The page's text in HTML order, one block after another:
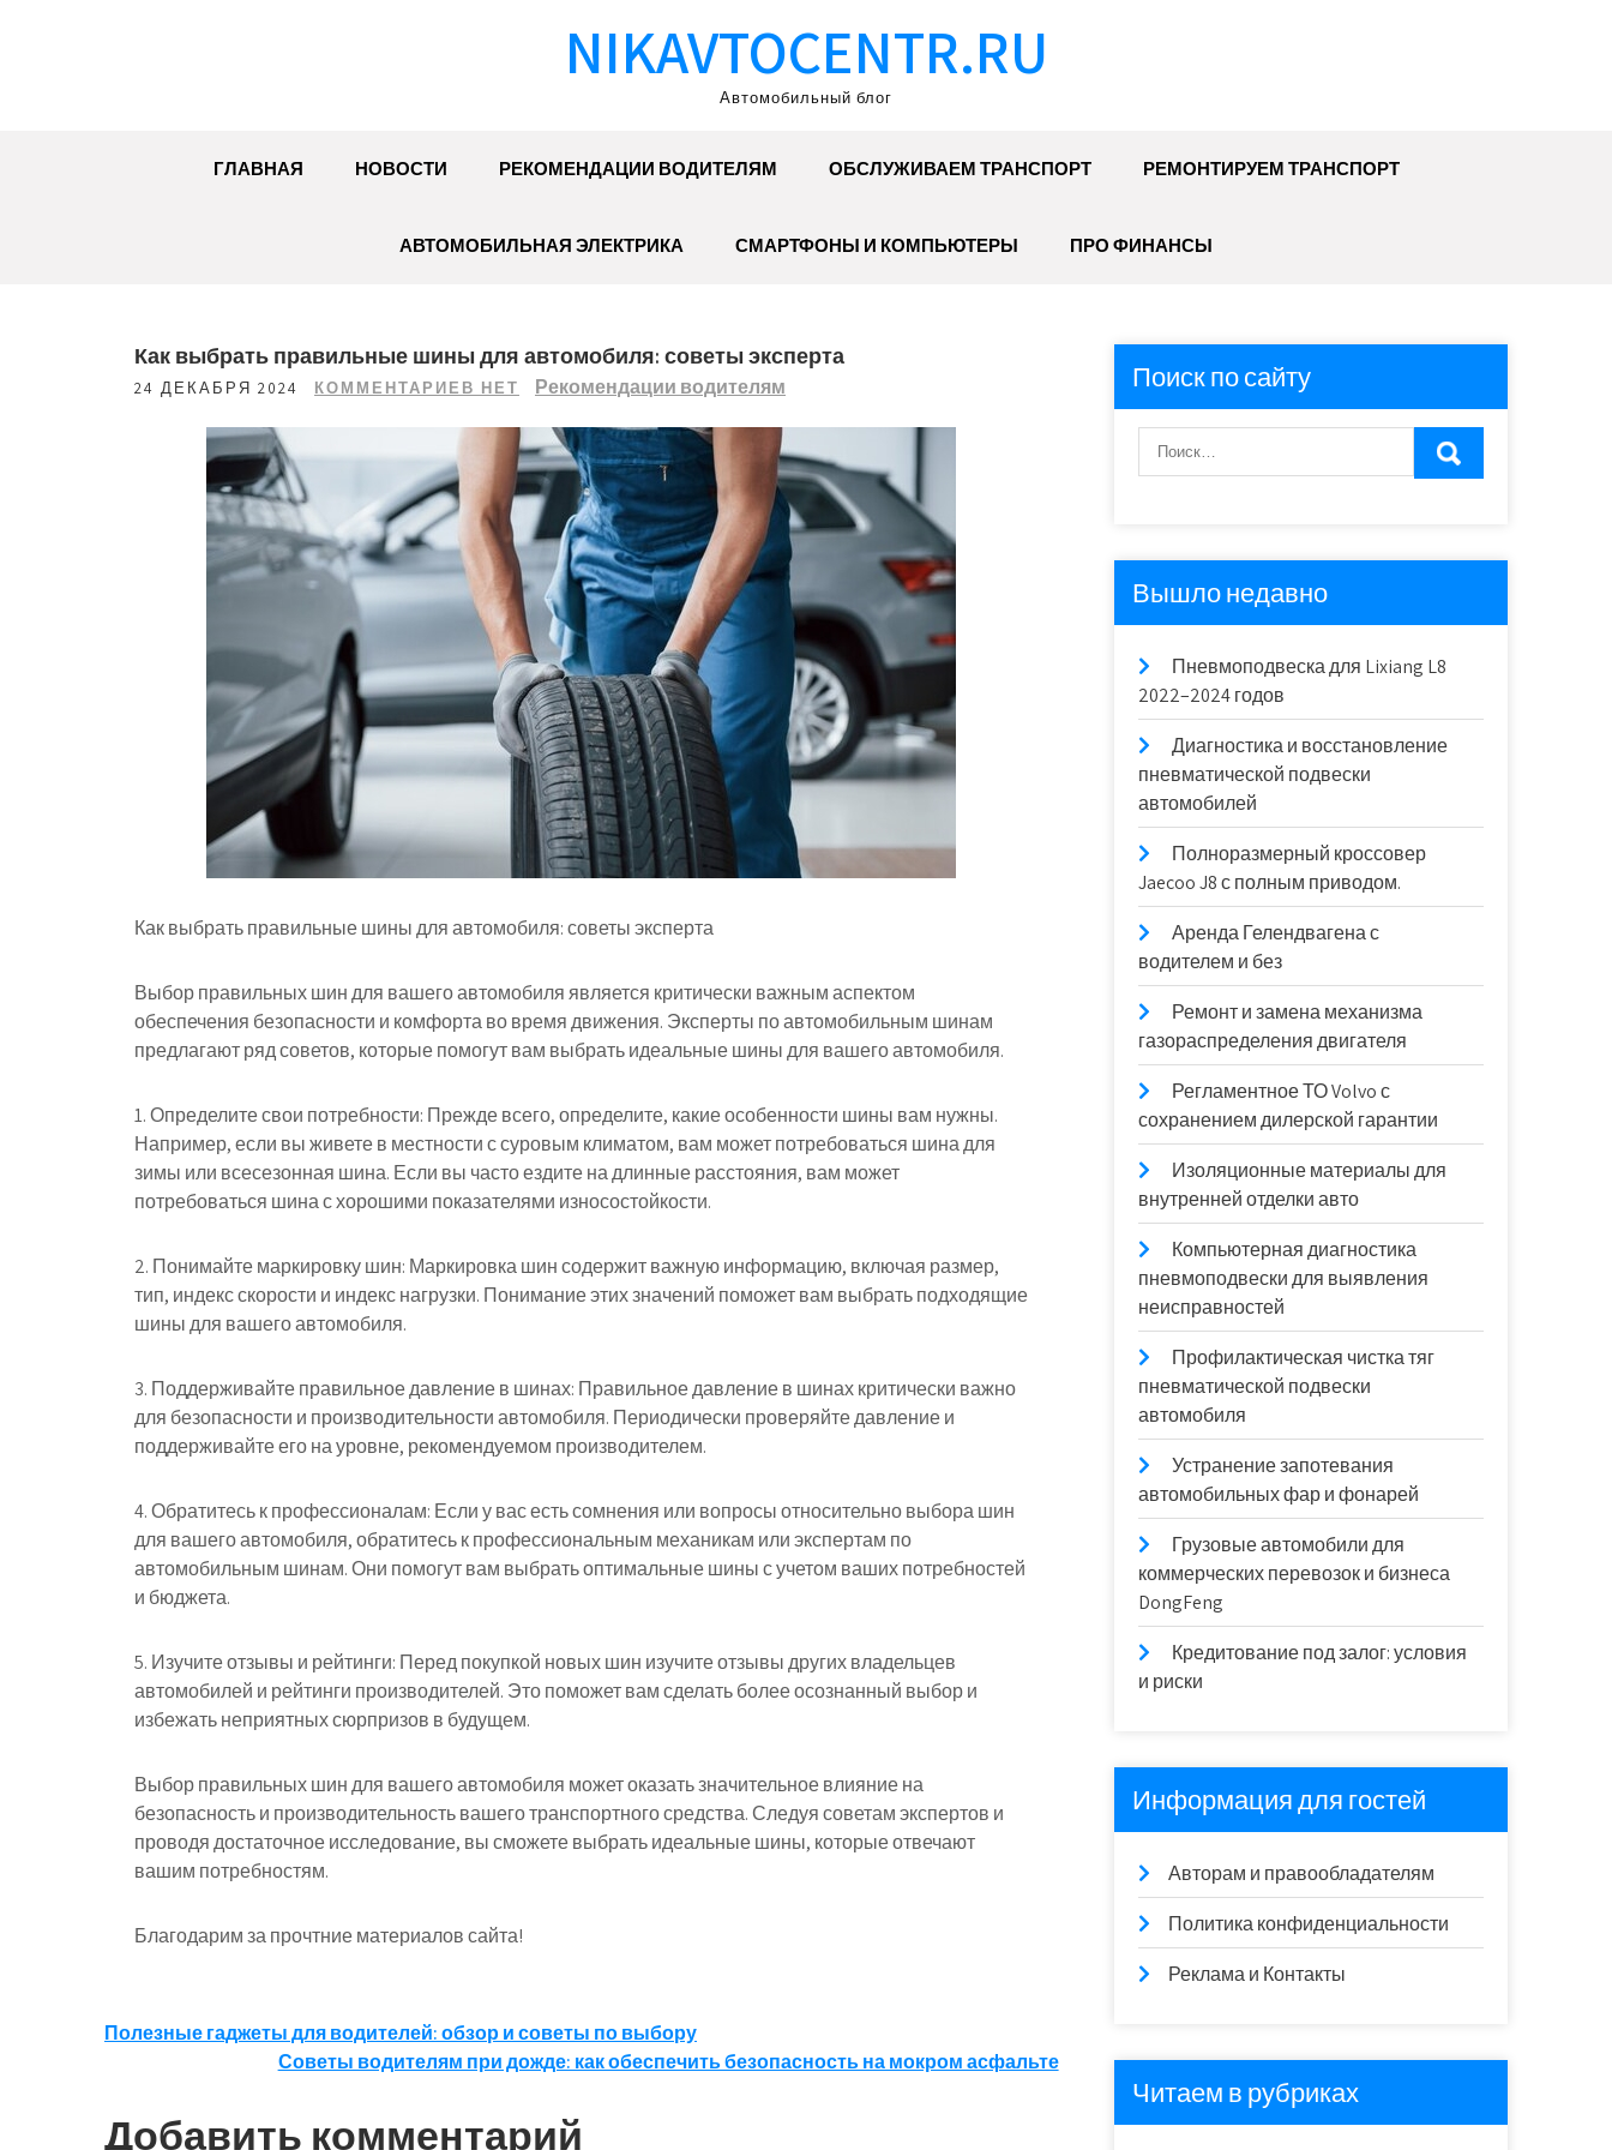
NIKAVTOCENTR.RU
Автомобильный блог
ГЛАВНАЯ НОВОСТИ РЕКОМЕНДАЦИИ ВОДИТЕЛЯМ ОБСЛУЖИВАЕМ ТРАНСПОРТ РЕМОНТИРУЕМ ТРАНСПОРТ
АВТОМОБИЛЬНАЯ ЭЛЕКТРИКА СМАРТФОНЫ И КОМПЬЮТЕРЫ ПРО ФИНАНСЫ
Как выбрать правильные шины для автомобиля: советы эксперта
24 ДЕКАБРЯ 2024 КОММЕНТАРИЕВ НЕТ Рекомендации водителям
Как выбрать правильные шины для автомобиля: советы эксперта
Выбор правильных шин для вашего автомобиля является критически важным аспектом
обеспечения безопасности и комфорта во время движения. Эксперты по автомобильным шинам
предлагают ряд советов, которые помогут вам выбрать идеальные шины для вашего автомобиля.
1. Определите свои потребности: Прежде всего, определите, какие особенности шины вам нужны.
Например, если вы живете в местности с суровым климатом, вам может потребоваться шина для
зимы или всесезонная шина. Если вы часто ездите на длинные расстояния, вам может
потребоваться шина с хорошими показателями износостойкости.
2. Понимайте маркировку шин: Маркировка шин содержит важную информацию, включая размер,
тип, индекс скорости и индекс нагрузки. Понимание этих значений поможет вам выбрать подходящие
шины для вашего автомобиля.
3. Поддерживайте правильное давление в шинах: Правильное давление в шинах критически важно
для безопасности и производительности автомобиля. Периодически проверяйте давление и
поддерживайте его на уровне, рекомендуемом производителем.
4. Обратитесь к профессионалам: Если у вас есть сомнения или вопросы относительно выбора шин
для вашего автомобиля, обратитесь к профессиональным механикам или экспертам по
автомобильным шинам. Они помогут вам выбрать оптимальные шины с учетом ваших потребностей
и бюджета.
5. Изучите отзывы и рейтинги: Перед покупкой новых шин изучите отзывы других владельцев
автомобилей и рейтинги производителей. Это поможет вам сделать более осознанный выбор и
избежать неприятных сюрпризов в будущем.
Выбор правильных шин для вашего автомобиля может оказать значительное влияние на
безопасность и производительность вашего транспортного средства. Следуя советам экспертов и
проводя достаточное исследование, вы сможете выбрать идеальные шины, которые отвечают
вашим потребностям.
Благодарим за прочтние материалов сайта!
Навигация
записям
Полезные гаджеты для водителей: обзор и советы по выбору
Советы водителям при дожде: как обеспечить безопасность на мокром асфальте
Добавить комментарий
Поиск по сайту
Вышло недавно
Пневмоподвеска для Lixiang L8
2022–2024 годов
Диагностика и восстановление
пневматической подвески
автомобилей
Полноразмерный кроссовер
Jaecoo J8 с полным приводом.
Аренда Гелендвагена с
водителем и без
Ремонт и замена механизма
газораспределения двигателя
Регламентное ТО Volvo с
сохранением дилерской гарантии
Изоляционные материалы для
внутренней отделки авто
Компьютерная диагностика
пневмоподвески для выявления
неисправностей
Профилактическая чистка тяг
пневматической подвески
автомобиля
Устранение запотевания
автомобильных фар и фонарей
Грузовые автомобили для
коммерческих перевозок и бизнеса
DongFeng
Кредитование под залог: условия
и риски
Информация для гостей
Авторам и правообладателям
Политика конфиденциальности
Реклама и Контакты
Читаем в рубриках